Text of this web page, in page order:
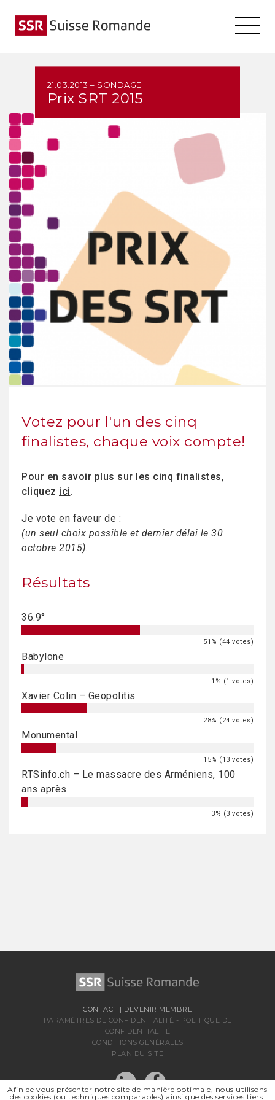
21.03.2013 – SONDAGE
Prix SRT 2015
Votez pour l'un des cinq
finalistes, chaque voix compte!
Pour en savoir plus sur les cinq finalistes,
cliquez ici.
Je vote en faveur de :
(un seul choix possible et dernier délai le 30
octobre 2015).
Résultats
36.9°
51% (44 votes)
Babylone
1% (1 votes)
Xavier Colin – Geopolitis
28% (24 votes)
Monumental
15% (13 votes)
RTSinfo.ch – Le massacre des Arméniens, 100
ans après
3% (3 votes)
CONTACT | DEVENIR MEMBRE
PARAMÈTRES DE CONFIDENTIALITÉ - POLITIQUE DE
CONFIDENTIALITÉ
CONDITIONS GÉNÉRALES
PLAN DU SITE
Afin de vous présenter notre site de manière optimale, nous utilisons
des cookies (ou techniques comparables) ainsi que des services tiers.